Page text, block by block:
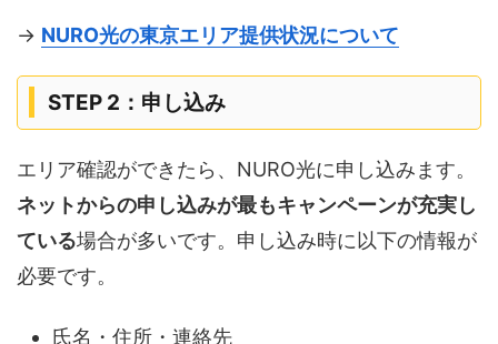
→ NURO光の東京エリア提供状況について
STEP 2：申し込み
エリア確認ができたら、NURO光に申し込みます。
ネットからの申し込みが最もキャンペーンが充実し
ている場合が多いです。申し込み時に以下の情報が
必要です。
氏名・住所・連絡先